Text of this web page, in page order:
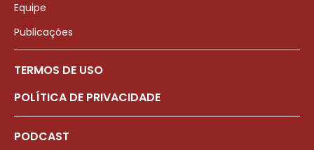
Equipe
Publicações
TERMOS DE USO
POLÍTICA DE PRIVACIDADE
PODCAST